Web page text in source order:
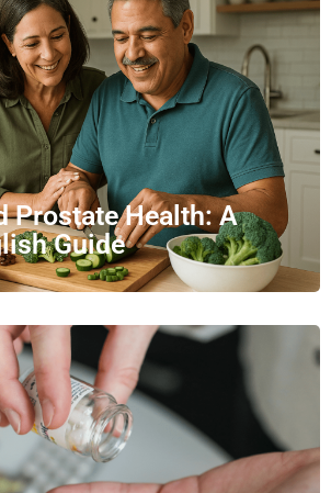
Prostate Health: A
Guide